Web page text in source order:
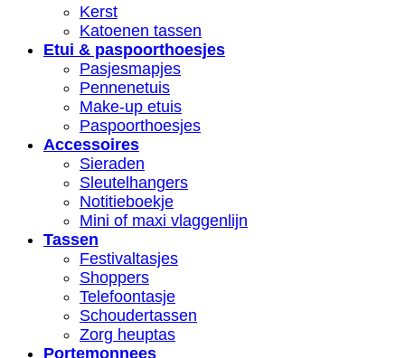
Kerst
Katoenen tassen
Etui & paspoorthoesjes
Pasjesmapjes
Pennenetuis
Make-up etuis
Paspoorthoesjes
Accessoires
Sieraden
Sleutelhangers
Notitieboekje
Mini of maxi vlaggenlijn
Tassen
Festivaltasjes
Shoppers
Telefoontasje
Schoudertassen
Zorg heuptas
Portemonnees